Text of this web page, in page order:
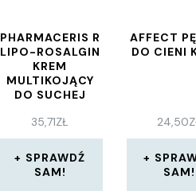
PHARMACERIS R
LIPO-ROSALGIN
KREM
MULTIKOJĄCY
DO SUCHEJ
30ML
35,71ZŁ
SPRAWDŹ
SAM!
AFFECT
DO CIENI
24,50
SAM!